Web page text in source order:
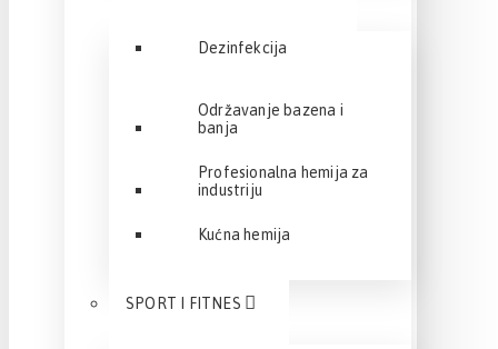
Dezinfekcija
Održavanje bazena i
banja
Profesionalna hemija za
industriju
Kućna hemija
SPORT I FITNES